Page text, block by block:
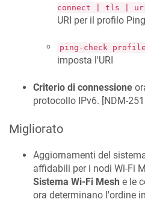
connect | tls |
URI per il profilo
ping-check
imposta l'URI
Criterio di connessione
protocollo IPv6. [NDM-
Migliorato
Aggiornamenti del
affidabili per i nodi Wi-Fi
Sistema Wi-Fi Mesh e le
ora determinano l'ordine